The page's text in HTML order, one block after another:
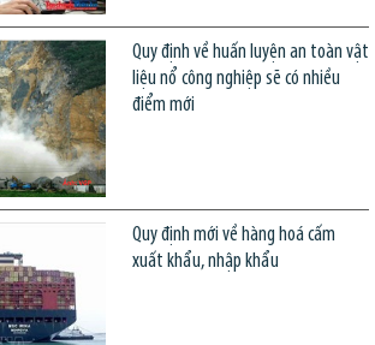
Quy định về huấn luyện an toàn vật
liệu nổ công nghiệp sẽ có nhiều
điểm mới
Quy định mới về hàng hoá cấm
xuất khẩu, nhập khẩu